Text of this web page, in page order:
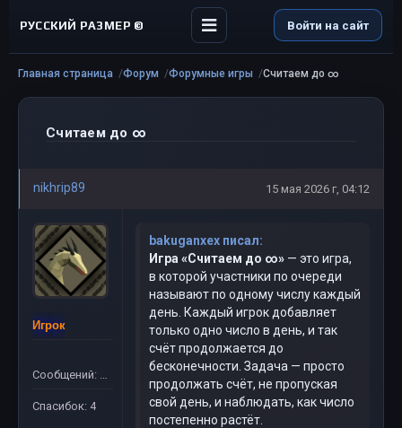
РУССКИЙ РАЗМЕР © Войти на сайт
Главная страница Форум Форумные игры Считаем до ∞
Считаем до ∞
nikhrip89 15 мая 2026 г, 04:12
Игрок
Сообщений: 40
Спасибок: 4
bakuganxex писал:
Игра «Считаем до ∞» — это игра,
в которой участники по очереди
называют по одному числу каждый
день. Каждый игрок добавляет
только одно число в день, и так
счёт продолжается до
бесконечности. Задача — просто
продолжать счёт, не пропуская
свой день, и наблюдать, как число
постепенно растёт.